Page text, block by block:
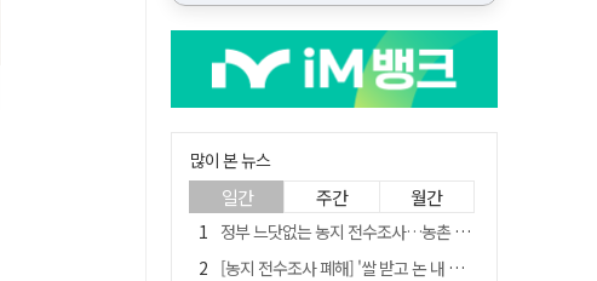
많이 본 뉴스
일간 주간 월간
정부 느닷없는 농지 전수조사…농촌 들쑤시는 '경자유전'의 칼날
[농지 전수조사 폐해] '쌀 받고 논 내 준' 도지농 이제 어쩌나?